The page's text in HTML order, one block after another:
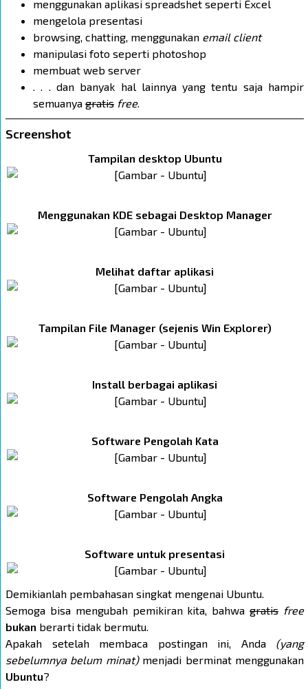
menggunakan aplikasi spreadshet seperti Excel
mengelola presentasi
browsing, chatting, menggunakan email client
manipulasi foto seperti photoshop
membuat web server
. . . dan banyak hal lainnya yang tentu saja hampir
semuanya gratis free.
Screenshot
Tampilan desktop Ubuntu
Menggunakan KDE sebagai Desktop Manager
Melihat daftar aplikasi
Tampilan File Manager (sejenis Win Explorer)
Install berbagai aplikasi
Software Pengolah Kata
Software Pengolah Angka
Software untuk presentasi
Demikianlah pembahasan singkat mengenai Ubuntu.
Semoga bisa mengubah pemikiran kita, bahwagratis free
bukan berarti tidak bermutu.
Apakah setelah membaca postingan ini, Anda (yang
sebelumnya belum minat)menjadi berminat menggunakan
Ubuntu?